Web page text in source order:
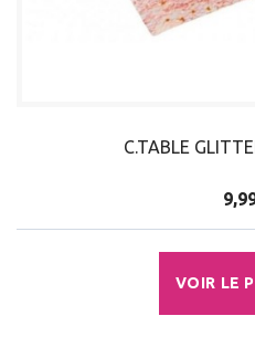
C.TABLE
VOIR LE